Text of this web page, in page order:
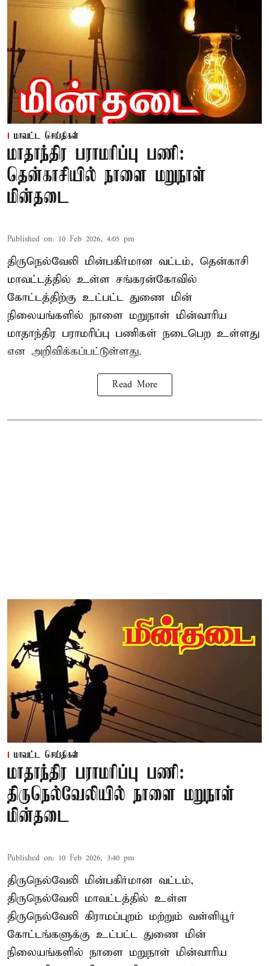
மாவட்ட செய்திகள்
மாதாந்திர பராமரிப்பு பணி:
தென்காசியில் நாளை மறுநாள்
மின்தடை
Published on: 10 Feb 2026, 4:05 pm
திருநெல்வேலி மின்பகிர்மான வட்டம், தென்காசி
மாவட்டத்தில் உள்ள சங்கரன்கோவில்
கோட்டத்திற்கு உட்பட்ட துணை மின்
நிலையங்களில் நாளை மறுநாள் மின்வாரிய
மாதாந்திர பராமரிப்பு பணிகள் நடைபெற உள்ளது
என அறிவிக்கப்பட்டுள்ளது.
Read More
மாவட்ட செய்திகள்
மாதாந்திர பராமரிப்பு பணி:
திருநெல்வேலியில் நாளை மறுநாள்
மின்தடை
Published on: 10 Feb 2026, 3:40 pm
திருநெல்வேலி மின்பகிர்மான வட்டம்,
திருநெல்வேலி மாவட்டத்தில் உள்ள
திருநெல்வேலி கிராமப்புறம் மற்றும் வள்ளியூர்
கோட்டங்களுக்கு உட்பட்ட துணை மின்
நிலையங்களில் நாளை மறுநாள் மின்வாரிய